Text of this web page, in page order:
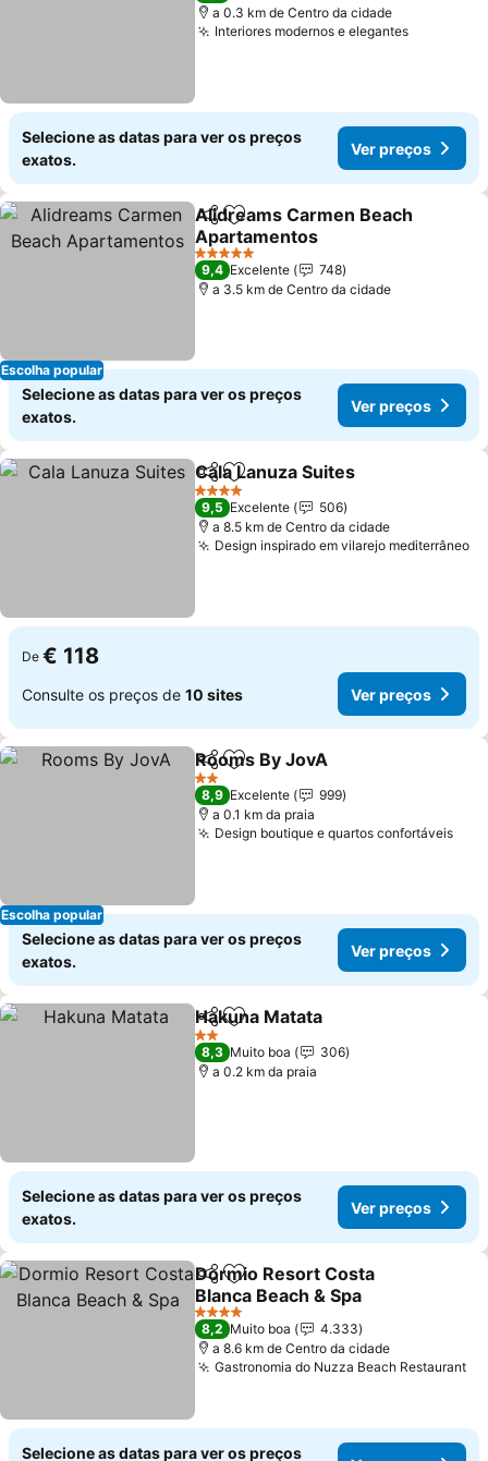
a 0.3 km de Centro da cidade
Interiores modernos e elegantes
Selecione as datas para ver os preços
exatos.
Ver preços
Escolha popular
PartilharAdicionar aos favoritos
Alidreams Carmen Beach
Apartamentos
5 Estrelas
9,4 Excelente
748
a 3.5 km de Centro da cidade
Selecione as datas para ver os preços
exatos.
Ver preços
PartilharAdicionar aos favoritos
Cala Lanuza Suites
4 Estrelas
9,5 Excelente
506
a 8.5 km de Centro da cidade
Design inspirado em vilarejo mediterrâneo
De € 118
Consulte os preços de 10 sites Ver preços
Escolha popular
PartilharAdicionar aos favoritos
Rooms By JovA
2 Estrelas
8,9 Excelente
999
a 0.1 km da praia
Design boutique e quartos confortáveis
Selecione as datas para ver os preços
exatos.
Ver preços
PartilharAdicionar aos favoritos
Hakuna Matata
2 Estrelas
8,3 Muito boa
306
a 0.2 km da praia
Selecione as datas para ver os preços
exatos.
Ver preços
PartilharAdicionar aos favoritos
Dormio Resort Costa
Blanca Beach & Spa
4 Estrelas
8,2 Muito boa
4.333
a 8.6 km de Centro da cidade
Gastronomia do Nuzza Beach Restaurant
Selecione as datas para ver os preços